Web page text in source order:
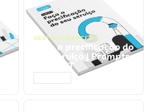
GESTÃO FINANCEIRA
Faça a precificação do
seu serviço | Prompts
ChatGPT